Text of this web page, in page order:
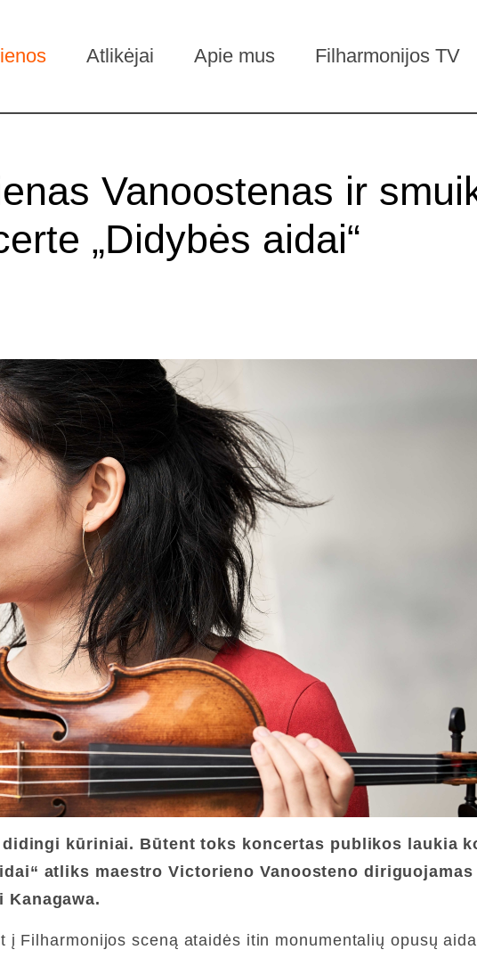
Atlikėjai Apie mus Filharmonijos TV
Vanoostenas ir
„Didybės aidai“
kūriniai. Būtent toks koncertas publikos laukia
atliks maestro Victorieno Vanoosteno
Filharmonijos sceną ataidės itin monumentalių opusų